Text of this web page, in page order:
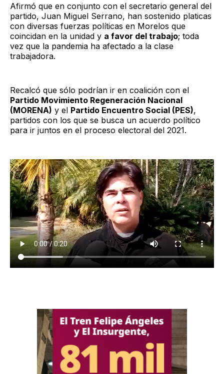
Afirmó que en conjunto con el secretario general del
partido, Juan Miguel Serrano, han sostenido platicas
con diversas fuerzas políticas en Morelos que
coincidan en la unidad y a favor del trabajo; toda
vez que la pandemia ha afectado a la clase
trabajadora.
Recalcó que sólo podrían ir en coalición con el
Partido Movimiento Regeneración Nacional
(MORENA) y el Partido Encuentro Social (PES),
partidos con los que se busca un acuerdo político
para ir juntos en el proceso electoral del 2021.